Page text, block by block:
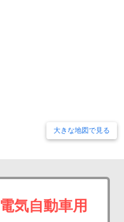
大きな地図で見る
電気自動車用